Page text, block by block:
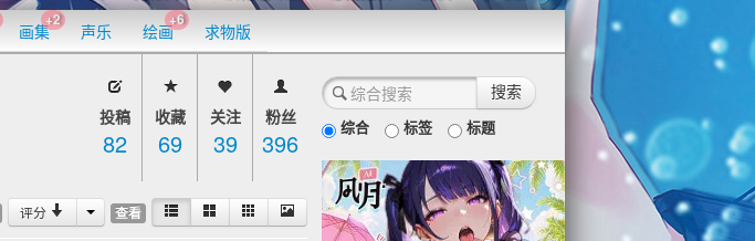
画集
+2
声乐 绘画
+6
求物版
投稿
82
收藏
69
关注
39
粉丝
396
评分 查看
综合 标签 标题